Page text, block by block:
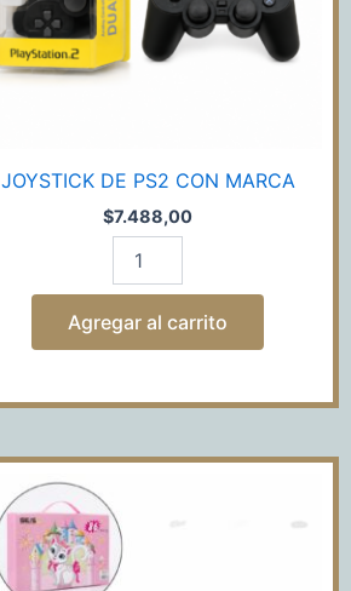
JOYSTICK DE PS2 CON MARCA
$7.488,00
Agregar al carrito
ARTE
86PCS
AF24386